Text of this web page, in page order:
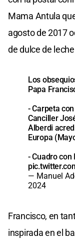
Mama Antula
agosto de 2017
de dulce de
Los
Papa
- Carpeta
Canciller
Alberdi
Europa
- Cuadro
— Manuel
2024
Francisco, en
inspirada en el